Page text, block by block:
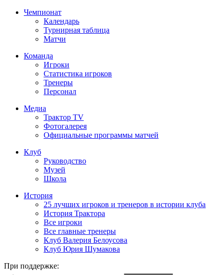
Чемпионат
Календарь
Турнирная таблица
Матчи
Команда
Игроки
Статистика игроков
Тренеры
Персонал
Медиа
Трактор TV
Фотогалерея
Официальные программы матчей
Клуб
Руководство
Музей
Школа
История
25 лучших игроков и тренеров в истории клуба
История Трактора
Все игроки
Все главные тренеры
Клуб Валерия Белоусова
Клуб Юрия Шумакова
При поддержке: